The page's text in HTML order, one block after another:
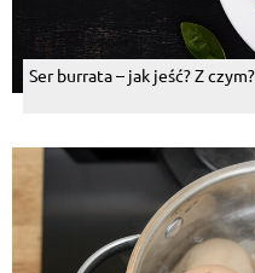
Ser burrata – jak jeść? Z czym?